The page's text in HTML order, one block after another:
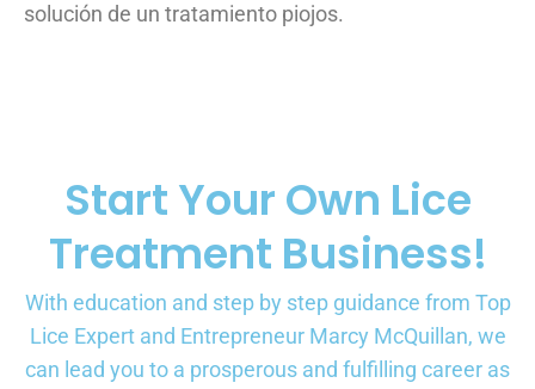
solución de un tratamiento piojos.
Start Your Own Lice
Treatment Business!
With education and step by step guidance from Top
Lice Expert and Entrepreneur Marcy McQuillan, we
can lead you to a prosperous and fulfilling career as